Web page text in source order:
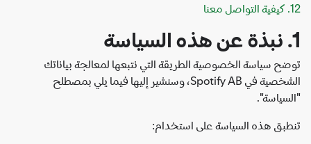
سياسة الخصوصية الطريقة التي نتبعها لمعالجة بياناتك
الشخصية في Spotify AB، وسنشير إليها فيما يلي بمصطلح
هذه السياسة على استخدام: